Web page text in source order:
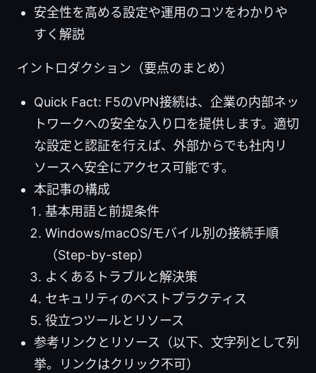
安全性を高める設定や運用のコツをわかりや
すく解説
イントロダクション（要点のまとめ）
Quick Fact: F5のVPN接続は、企業の内部ネッ
トワークへの安全な入り口を提供します。適切
な設定と認証を行えば、外部からでも社内リ
ソースへ安全にアクセス可能です。
本記事の構成
基本用語と前提条件
Windows/macOS/モバイル別の接続手順
（Step-by-step）
よくあるトラブルと解決策
セキュリティのベストプラクティス
役立つツールとリソース
参考リンクとリソース（以下、文字列として列
挙。リンクはクリック不可）